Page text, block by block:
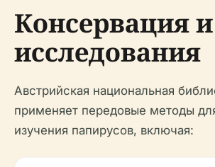
Консервация и
исследования
Австрийская национальная
применяет передовые методы
изучения папирусов, включая: